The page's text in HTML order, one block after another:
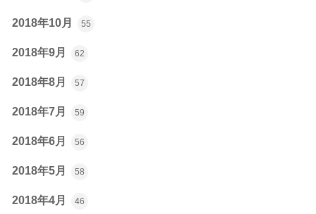
2018年10月 55
2018年9月 62
2018年8月 57
2018年7月 59
2018年6月 56
2018年5月 58
2018年4月 46